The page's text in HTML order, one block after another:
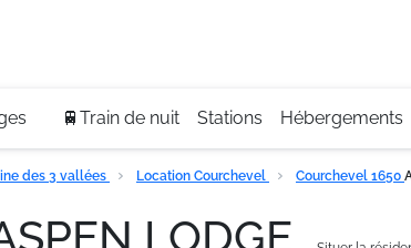
🚆Train de nuit Stations Hébergements
des 3 vallées Location Courchevel Courchevel 1650
LODGE